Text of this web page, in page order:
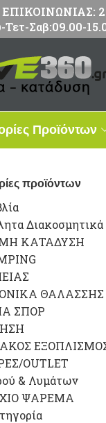
Σαβ:09.00-
Προϊόντων
προϊόντων
Διακοσμητικά
ΚΑΤΑΔΥΣΗ
ΘΑΛΑΣΣΗΣ
ΣΠΟΡ
OUTLET
& Λυμάτων
ΨΑΡΕΜΑ